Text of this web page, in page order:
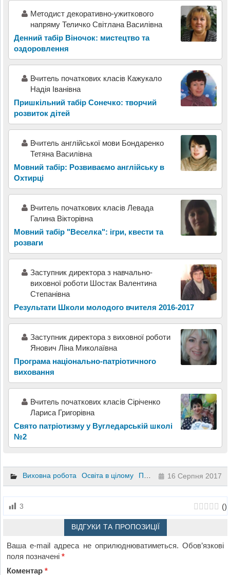
Методист декоративно-ужиткового
напряму Теличко Світлана Василівна
Денний табір Віночок: мистецтво та
оздоровлення
Вчитель початкових класів Кажукало
Надія Іванівна
Пришкільний табір Сонечко: творчий
розвиток дітей
Вчитель англійської мови Бондаренко
Тетяна Василівна
Мовний табір: Розвиваємо англійську в
Охтирці
Вчитель початкових класів Левада
Галина Вікторівна
Мовний табір "Веселка": ігри, квести та
розваги
Заступник директора з навчально-
виховної роботи Шостак Валентина
Степанівна
Результати Школи молодого вчителя 2016-2017
Заступник директора з виховної роботи
Янович Ліна Миколаївна
Програма національно-патріотичного
виховання
Вчитель початкових класів Сіріченко
Лариса Григорівна
Свято патріотизму у Вугледарській школі
№2
Виховна робота Освіта в цілому Презентації 16 Серпня 2017
3 ()
ВІДГУКИ ТА ПРОПОЗИЦІЇ
Ваша e-mail адреса не оприлюднюватиметься. Обов’язкові
поля позначені*
Коментар*